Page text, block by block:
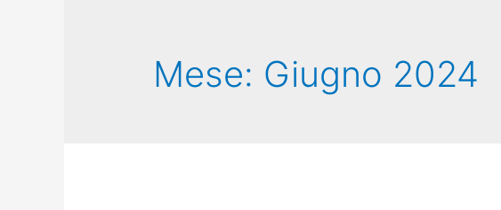
Mese: Giugno 2024